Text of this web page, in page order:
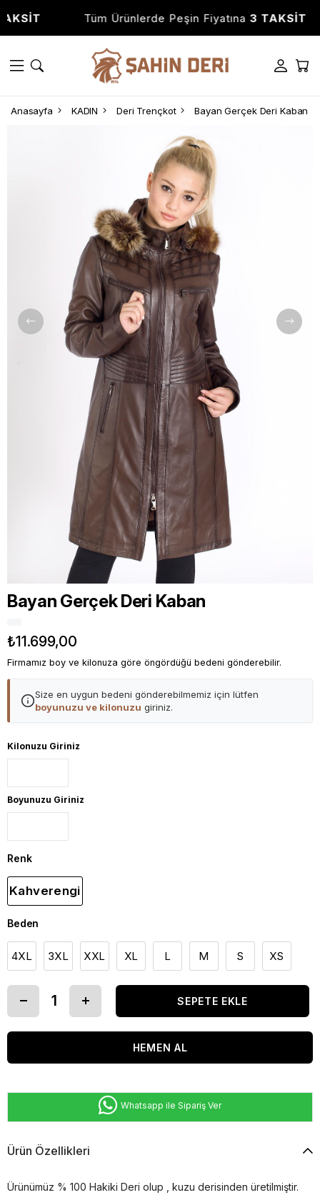
Tüm Ürünlerde Peşin Fiyatına3 TAKSİT
Anasayfa KADIN Deri Trençkot Bayan Gerçek Deri Kaban
Bayan Gerçek Deri Kaban
₺11.699,00
Firmamız boy ve kilonuza göre öngördüğü bedeni gönderebilir.
Size en uygun bedeni gönderebilmemiz için lütfen
boyunuzu ve kilonuzu giriniz.
Kilonuzu Giriniz
Boyunuzu Giriniz
Renk
Kahverengi
Beden
4XL 3XL XXL XL L M S XS
Whatsapp ile Sipariş Ver
Ürün Özellikleri
Ürünümüz % 100 Hakiki Deri olup , kuzu derisinden üretilmiştir.